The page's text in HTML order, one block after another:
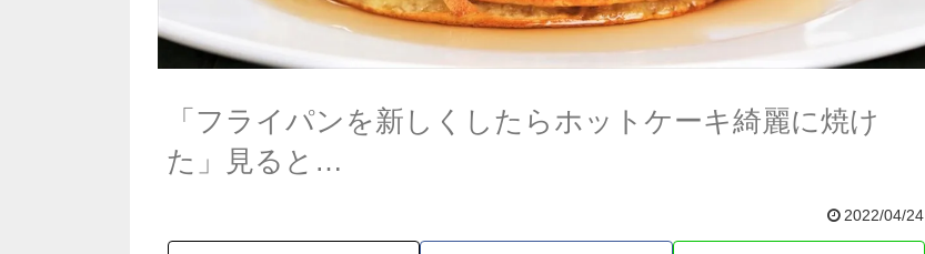
「フライパンを新しくしたらホットケーキ綺麗に焼け
た」見ると…
2022/04/24